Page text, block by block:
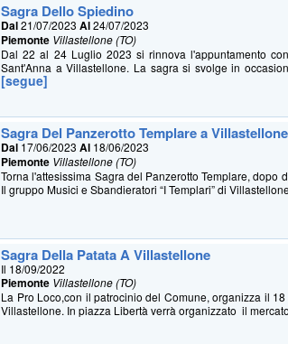
Sagra Dello Spiedino
Dal21/07/2023Al24/07/2023
Piemonte Villastellone (TO)
Dal 22 al 24 Luglio 2023 si rinnova l'appuntamento
Sant'Anna a Villastellone. La sagra si svolge in
[segue]
Sagra Del Panzerotto Templare a Villastellone
Dal 17/06/2023Al 18/06/2023
Piemonte Villastellone (TO)
Torna l'attesissima Sagra del Panzerotto Templare, dopo
Il gruppo Musici e Sbandieratori “I Templari” di
Sagra Della Patata A Villastellone
Il 18/09/2022
Piemonte Villastellone (TO)
La Pro Loco,con il patrocinio del Comune, organizza il
Villastellone. In piazza Libertà verrà organizzato il